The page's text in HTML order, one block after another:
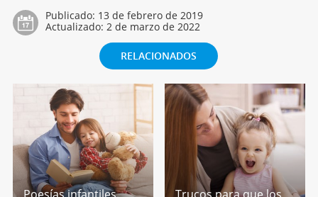
Publicado: 13 de febrero de 2019
Actualizado: 2 de marzo de 2022
RELACIONADOS